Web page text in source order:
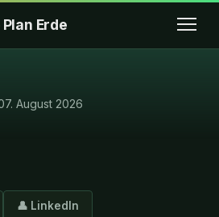
Erde
August 2026
👤 LinkedIn